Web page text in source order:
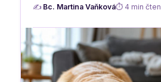
✍ Bc. Martina Vaňková⏱ 4 min